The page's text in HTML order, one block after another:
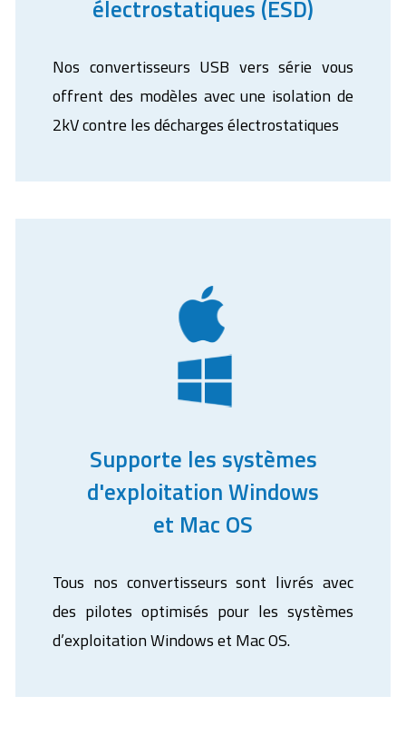
électrostatiques (ESD)
Nos convertisseurs USB vers série vous
offrent des modèles avec une isolation de
2kV contre les décharges électrostatiques
Supporte les systèmes
d'exploitation Windows
et Mac OS
Tous nos convertisseurs sont livrés avec
des pilotes optimisés pour les systèmes
d’exploitation Windows et Mac OS.